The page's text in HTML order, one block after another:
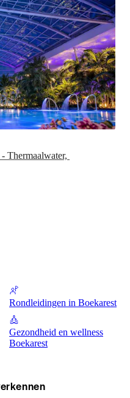
Thermaalwater,
Rondleidingen in Boekarest
Gezondheid en wellness
Boekarest